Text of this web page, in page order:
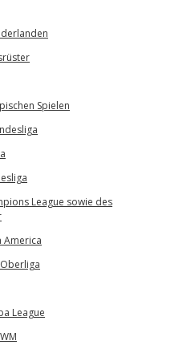
Spielen
League sowie des
America
League